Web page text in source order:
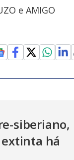
e AMIGO
siberiano,
há